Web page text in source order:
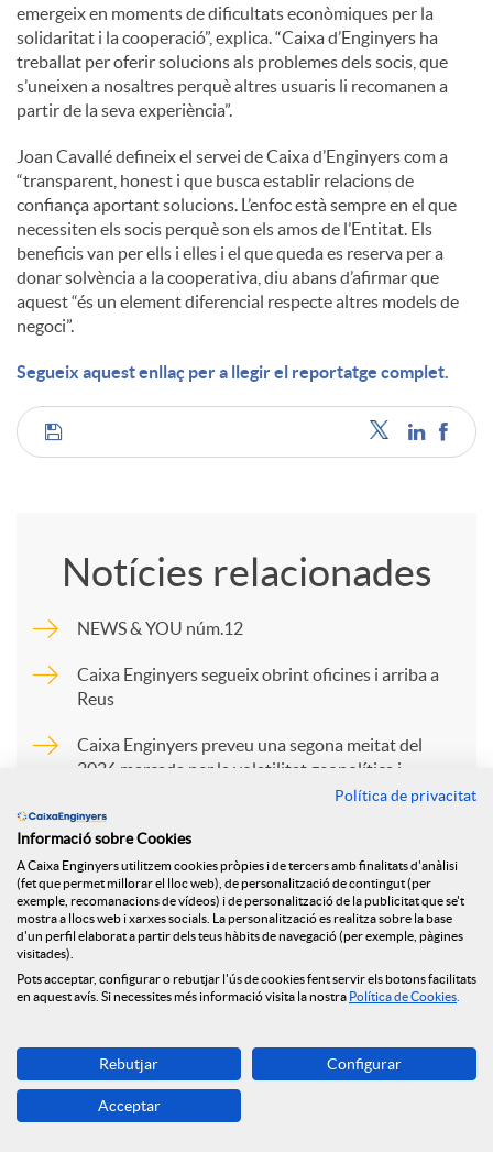
emergeix en moments de dificultats econòmiques per la
solidaritat i la cooperació”, explica. “Caixa d’Enginyers ha
treballat per oferir solucions als problemes dels socis, que
s’uneixen a nosaltres perquè altres usuaris li recomanen a
partir de la seva experiència”.
Joan Cavallé defineix el servei de Caixa d’Enginyers com a
“transparent, honest i que busca establir relacions de
confiança aportant solucions. L’enfoc està sempre en el que
necessiten els socis perquè son els amos de l’Entitat. Els
beneficis van per ells i elles i el que queda es reserva per a
donar solvència a la cooperativa, diu abans d’afirmar que
aquest “és un element diferencial respecte altres models de
negoci”.
Segueix aquest enllaç per a llegir el reportatge complet.
C
p
a
r
t
i
a
Notícies relacionades
NEWS & YOU núm.12
Caixa Enginyers segueix obrint oficines i arriba a
Reus
Caixa Enginyers preveu una segona meitat del
2026 marcada per la volatilitat geopolítica i
Caixa Enginyers preveu una segona meitat del
2026 marcada per la volatilitat geopolítica i
l’estabilitat econòmica
Caixa Enginyers preveu una segona meitat del
l’estabilitat econòmica
Política de privacitat
Informació sobre Cookies
A Caixa Enginyers utilitzem cookies pròpies i de tercers amb finalitats d'anàlisi
(fet que permet millorar el lloc web), de personalització de contingut (per
exemple, recomanacions de vídeos) i de personalització de la publicitat que se't
mostra a llocs web i xarxes socials. La personalització es realitza sobre la base
d'un perfil elaborat a partir dels teus hàbits de navegació (per exemple, pàgines
visitades).
Pots acceptar, configurar o rebutjar l'ús de cookies fent servir els botons facilitats
en aquest avís. Si necessites més informació visita la nostra Política de Cookies
Rebutjar Configurar
Acceptar